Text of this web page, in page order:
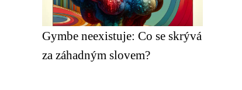
Gymbe neexistuje: Co se skrývá
za záhadným slovem?